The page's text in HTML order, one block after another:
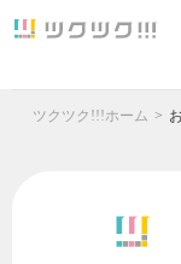
ツクツク!!!ホーム